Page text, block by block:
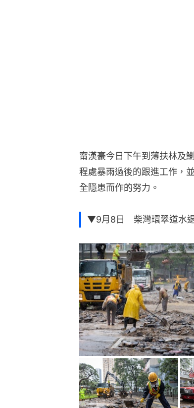
甯漢豪今日下午到薄扶林及
程處暴雨過後的跟進工作，
全隱患而作的努力。
▼9月8日 柴灣環翠道水